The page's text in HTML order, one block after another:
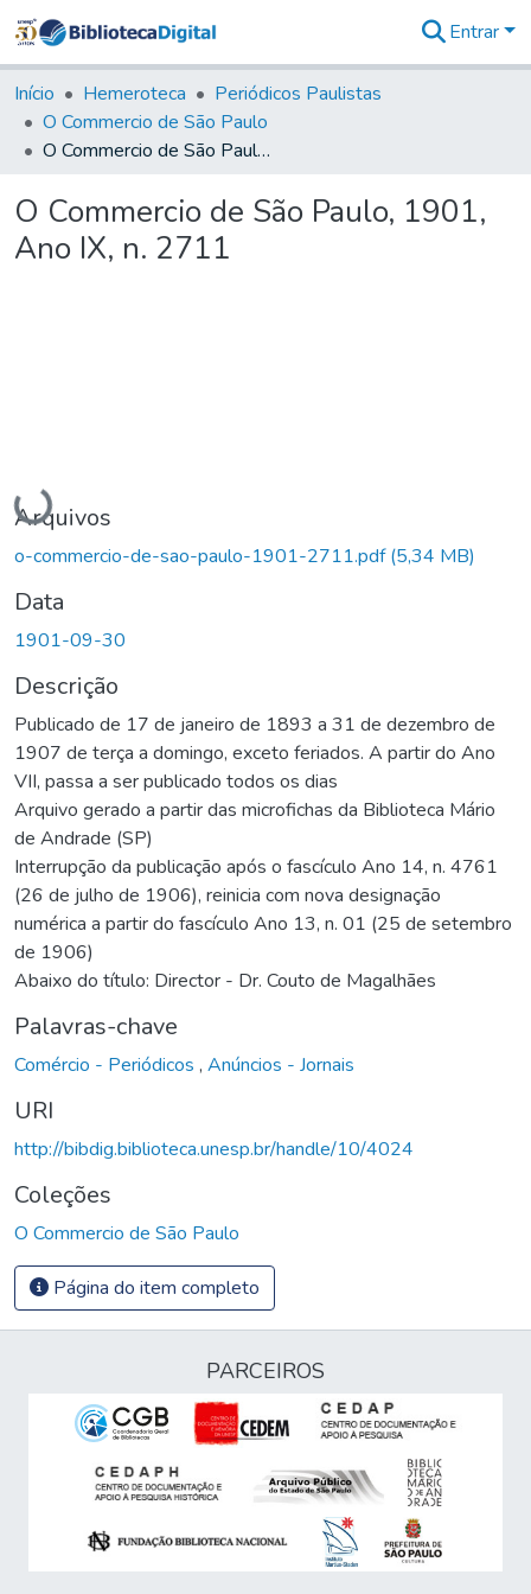
&
Coleções
Tudo na
Biblioteca
Estatísticas
Entrar
Início Hemeroteca
Periódicos Paulistas
O Commercio de São Paulo
O Commercio de São Paulo, 1901, Ano IX, n. 2711
O Commercio de São Paulo, 1901,
Ano IX, n. 2711
Carregando...
Arquivos
o-commercio-de-sao-paulo-1901-2711.pdf(5,34 MB)
Data
1901-09-30
Descrição
Publicado de 17 de janeiro de 1893 a 31 de dezembro de
1907 de terça a domingo, exceto feriados. A partir do Ano
VII, passa a ser publicado todos os dias
Arquivo gerado a partir das microfichas da Biblioteca Mário
de Andrade (SP)
Interrupção da publicação após o fascículo Ano 14, n. 4761
(26 de julho de 1906), reinicia com nova designação
numérica a partir do fascículo Ano 13, n. 01 (25 de setembro
de 1906)
Abaixo do título: Director - Dr. Couto de Magalhães
Palavras-chave
Comércio - Periódicos , Anúncios - Jornais
URI
http://bibdig.biblioteca.unesp.br/handle/10/4024
Coleções
O Commercio de São Paulo
Página do item completo
PARCEIROS